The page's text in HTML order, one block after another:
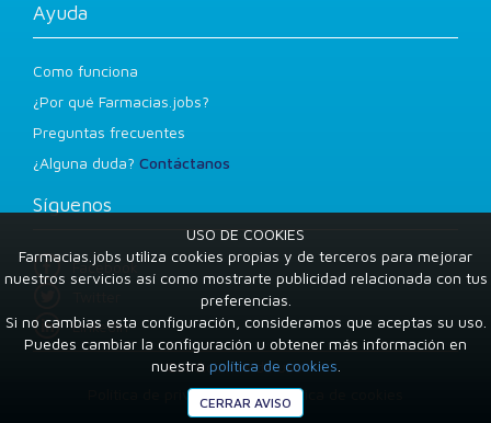
Ayuda
Como funciona
¿Por qué Farmacias.jobs?
Preguntas frecuentes
¿Alguna duda? Contáctanos
Síguenos
Facebook
LinkedIn
Condiciones de uso
Política de privacidad
Política de cookies
USO DE COOKIES
Farmacias.jobs utiliza cookies propias y de terceros para mejorar
nuestros servicios así como mostrarte publicidad relacionada con tus
preferencias.
Si no cambias esta configuración, consideramos que aceptas su uso.
Puedes cambiar la configuración u obtener más información en
nuestra política de cookies
CERRAR AVISO